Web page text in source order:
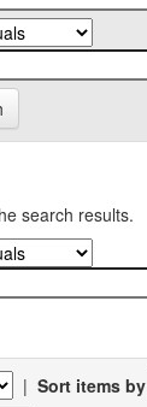
search results.
| Sort items by